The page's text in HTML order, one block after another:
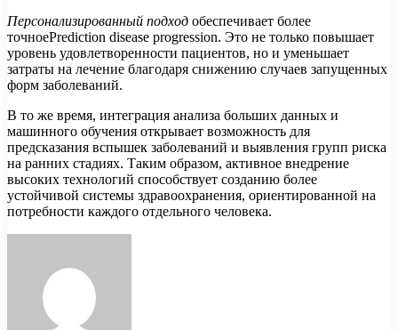
Персонализированный подход обеспечивает более
точноеPrediction disease progression. Это не только повышает
уровень удовлетворенности пациентов, но и уменьшает
затраты на лечение благодаря снижению случаев запущенных
форм заболеваний.
В то же время, интеграция анализа больших данных и
машинного обучения открывает возможность для
предсказания вспышек заболеваний и выявления групп риска
на ранних стадиях. Таким образом, активное внедрение
высоких технологий способствует созданию более
устойчивой системы здравоохранения, ориентированной на
потребности каждого отдельного человека.